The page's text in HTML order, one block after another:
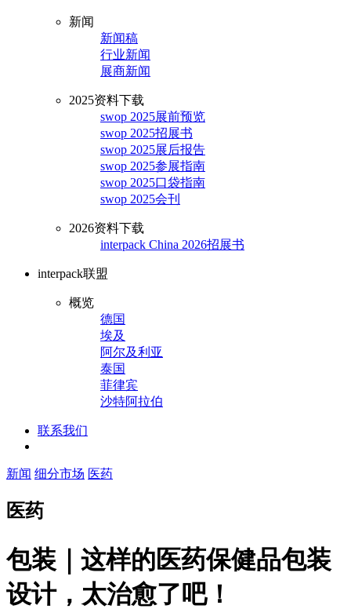
新闻
新闻稿
行业新闻
展商新闻
2025资料下载
swop 2025展前预览
swop 2025招展书
swop 2025展后报告
swop 2025参展指南
swop 2025口袋指南
swop 2025会刊
2026资料下载
interpack China 2026招展书
interpack联盟
概览
德国
埃及
阿尔及利亚
泰国
菲律宾
沙特阿拉伯
联系我们
新闻 细分市场 医药
医药
包装｜这样的医药保健品包装
设计，太治愈了吧！